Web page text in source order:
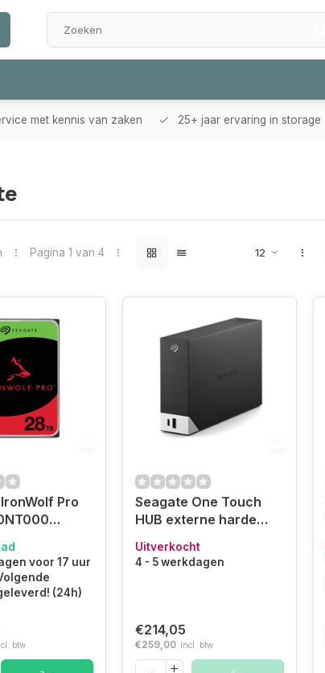
met kennis van zaken 25+ jaar ervaring in storage
Pagina 1 van 4
Pro
512 MB
III
voor 17 uur
(24h)
btw
Seagate One Touch
HUB externe harde
schijf 10 TB USB Type-
A / USB Type-C 3.2 Gen
1 (3.1 Gen 1) Zwart,
Uitverkocht
4 - 5 werkdagen
€214,05
€259,00 Incl. btw